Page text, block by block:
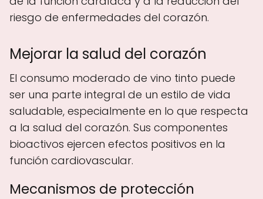
riesgo de enfermedades del corazón.
Mejorar la salud del corazón
El consumo moderado de vino tinto puede
ser una parte integral de un estilo de vida
saludable, especialmente en lo que respecta
a la salud del corazón. Sus componentes
bioactivos ejercen efectos positivos en la
función cardiovascular.
Mecanismos de protección